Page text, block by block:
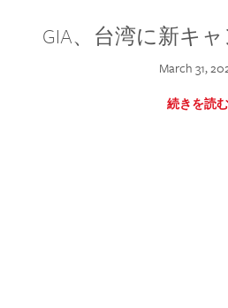
GIA、台湾に新キ
March 31,
続きを読む